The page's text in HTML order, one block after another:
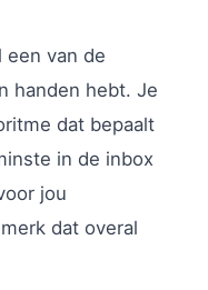
een van de
handen hebt. Je
dat bepaalt
in de inbox
jou
dat overal